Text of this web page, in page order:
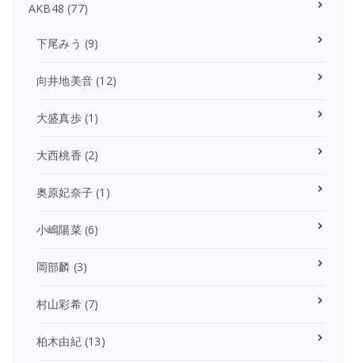
AKB48 (77)
下尾みう (9)
向井地美音 (12)
大盛真歩(1)
大西桃香 (2)
奥原妃奈子 (1)
小嶋陽菜(6)
岡部麟 (3)
村山彩希(7)
柏木由紀(13)